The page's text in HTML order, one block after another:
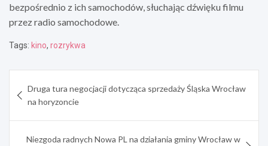
bezpośrednio z ich samochodów, słuchając dźwięku filmu
przez radio samochodowe.
Tags: kino, rozrykwa
wpisu
Druga tura negocjacji dotycząca sprzedaży Śląska Wrocław
na horyzoncie
Niezgoda radnych Nowa PL na działania gminy Wrocław w